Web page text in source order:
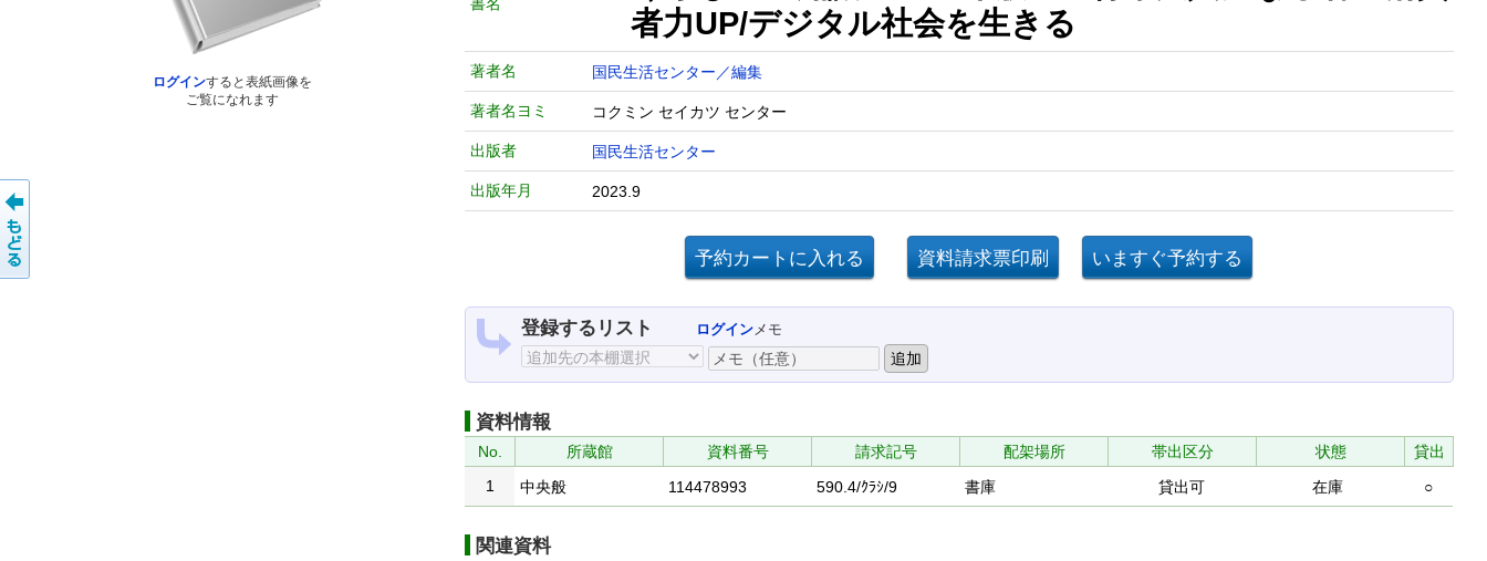
ログインすると表紙画像を
ご覧になれます
者力UP/デジタル社会を生きる
著者名 国民生活センター／編集
著者名ヨミ コクミン セイカツ センター
出版者 国民生活センター
出版年月 2023.9
登録するリスト ログインメモ
資料情報
No. 所蔵館 資料番号 請求記号 配架場所 帯出区分 状態
貸出
1
中央般 114478993 590.4/ｸﾗｼ/9 書庫 貸出可 在庫 ○
関連資料